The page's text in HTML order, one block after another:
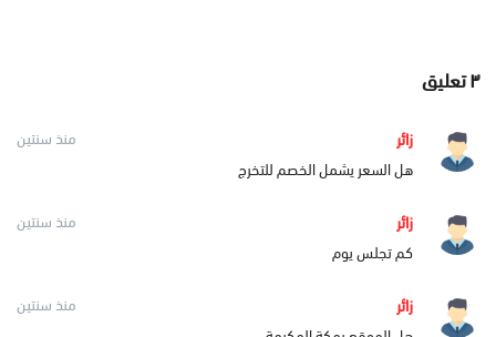
٣تعليق
زائر
منذ سنتين
هل السعر يشمل الخصم للتخرج
زائر
منذ سنتين
كم تجلس يوم
زائر
منذ سنتين